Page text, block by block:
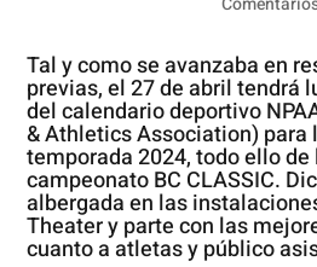
Tal y como se avanzaba en
previas, el 27 de abril tendrá
del calendario deportivo
& Athletics Association) para
temporada 2024, todo ello
campeonato BC CLASSIC.
albergada en las
Theater y parte con las
cuanto a atletas y público